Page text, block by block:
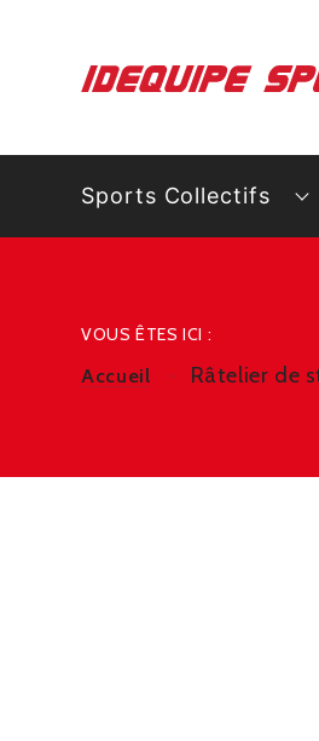
Sports Collectifs
VOUS ÊTES ICI :
Accueil Râtelier de